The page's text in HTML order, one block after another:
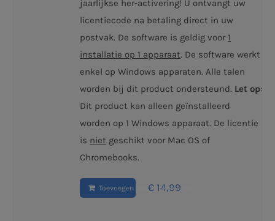
jaarlijkse her-activering! U ontvangt uw
licentiecode na betaling direct in uw
postvak. De software is geldig voor 1
installatie op 1 apparaat. De software werkt
enkel op Windows apparaten. Alle talen
worden bij dit product ondersteund. Let op:
Dit product kan alleen geïnstalleerd
worden op 1 Windows apparaat. De licentie
is niet geschikt voor Mac OS of
Chromebooks.
€ 14,99
Toevoegen aan winkelwagen